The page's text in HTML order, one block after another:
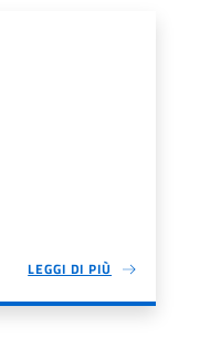
LEGGI DI PIÙ